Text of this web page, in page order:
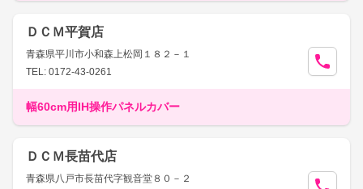
ＤＣＭ平賀店
青森県平川市小和森上松岡１８２－１
TEL: 0172-43-0261
幅60cm用IH操作パネルカバー
ＤＣＭ長苗代店
青森県八戸市長苗代字観音堂８０－２